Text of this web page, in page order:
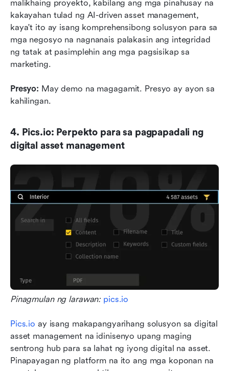
malikhaing proyekto, kabilang ang mga pinahusay na
kakayahan tulad ng AI-driven asset management,
kaya't ito ay isang komprehensibong solusyon para sa
mga negosyo na nagnanais palakasin ang integridad
ng tatak at pasimplehin ang mga pagsisikap sa
marketing.
Presyo: May demo na magagamit. Presyo ay ayon sa
kahilingan.
4. Pics.io: Perpekto para sa pagpapadali ng
digital asset management
Pinagmulan ng larawan: pics.io
Pics.io ay isang makapangyarihang solusyon sa digital
asset management na idinisenyo upang maging
sentrong hub para sa lahat ng iyong digital na asset.
Pinapayagan ng platform na ito ang mga koponan na